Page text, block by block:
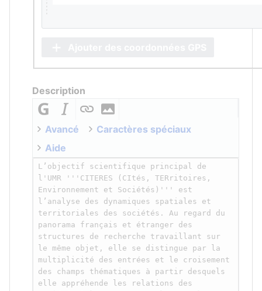
Description
Avancé
Caractères spéciaux
Aide